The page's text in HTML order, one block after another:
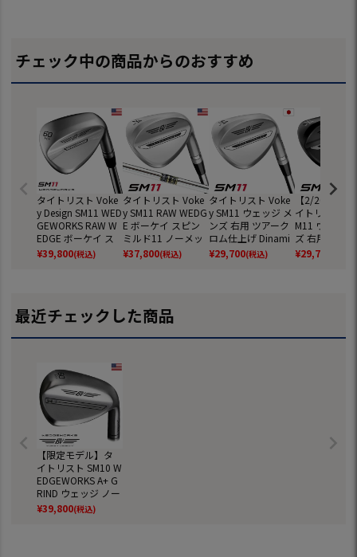
チェック中の商品からのおすすめ
タイトリスト Voke
y Design SM11 WED
GEWORKS RAW W
EDGE ボーケイ ス
ピンミルド11 ウェ
ッジワークス ノー
ド 2026年モデル ゴ
ルフクラブ USA直
輸入品 並行輸入
¥39,800(税込)
タイトリスト Voke
y SM11 RAW WEDG
E ボーケイ スピン
ミルド11 ノーメッ
キ仕上げ ウェッジ
メンズ 右用 ダイナ
品 並行輸入
¥37,800(税込)
タイトリスト Voke
y SM11 ウェッジ メ
ンズ 右用 ツアーク
ロム仕上げ Dinami
c Gold，BV105 ス
チールシャフト 日
¥29,700(税込)
【2/20(金)発
イトリスト
M11 ウェッジ
ズ 右用 ジェ
ラック仕上げ
mic Gold，
¥29,700
最近チェックした商品
【限定モデル】タ
イトリスト SM10 W
EDGEWORKS A+ G
RIND ウェッジ ノー
メッキ メンズ 右用
Dynamic Gold S20
¥39,800(税込)